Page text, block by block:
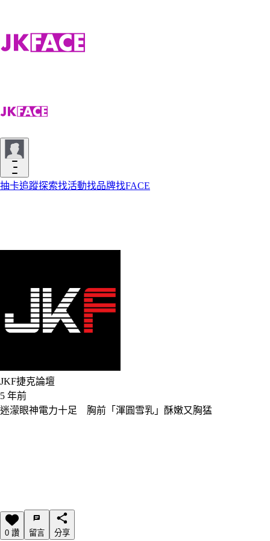
抽卡追蹤探索找活動找品牌找FACE
JKF捷克論壇
5 年前
迷濛眼神電力十足 胸前「渾圓雪乳」酥嫩又胸猛
0 讚 留言 分享